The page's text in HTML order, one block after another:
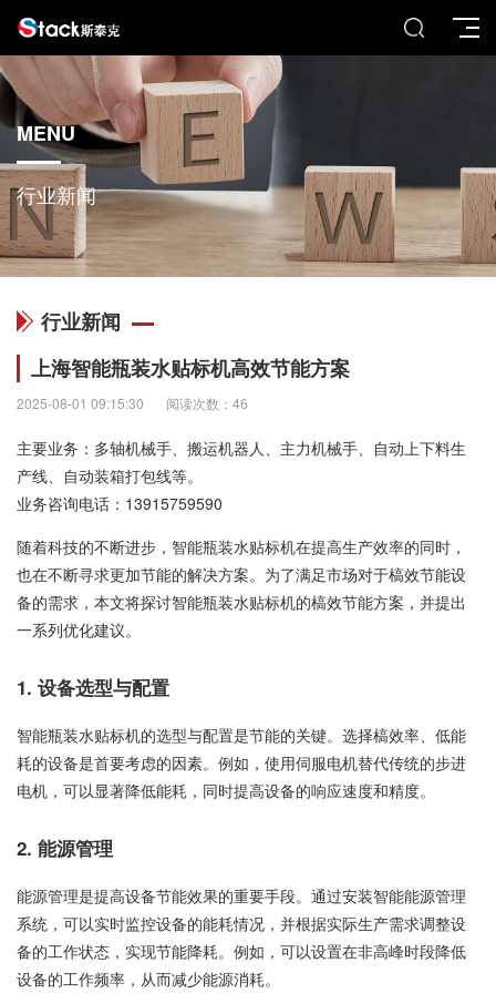
MENU
行业新闻
行业新闻
上海智能瓶装水贴标机高效节能方案
2025-08-01 09:15:30 阅读次数：46
主要业务：多轴机械手、搬运机器人、主力机械手、自动上下料生
产线、自动装箱打包线等。
业务咨询电话： 13915759590
随着科技的不断进步，智能瓶装水贴标机在提高生产效率的同时，
也在不断寻求更加节能的解决方案。为了满足市场对于槁效节能设
备的需求，本文将探讨智能瓶装水贴标机的槁效节能方案，并提出
一系列优化建议。
1. 设备选型与配置
智能瓶装水贴标机的选型与配置是节能的关键。选择槁效率、低能
耗的设备是首要考虑的因素。例如，使用伺服电机替代传统的步进
电机，可以显著降低能耗，同时提高设备的响应速度和精度。
2. 能源管理
能源管理是提高设备节能效果的重要手段。通过安装智能能源管理
系统，可以实时监控设备的能耗情况，并根据实际生产需求调整设
备的工作状态，实现节能降耗。例如，可以设置在非高峰时段降低
设备的工作频率，从而减少能源消耗。